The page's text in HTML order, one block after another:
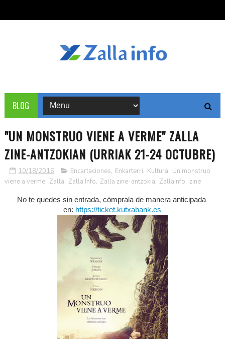
BLOG
"UN MONSTRUO VIENE A VERME" ZALLA
ZINE-ANTZOKIAN (URRIAK 21-24 OCTUBRE)
10/18/2016 Encartaciones, Enkarterri, Kultura, Un monstruo
viene a verme, Zalla, Zalla Info, Zalla zine-antzokia, Zallainfo, zine
No te quedes sin entrada, cómprala de manera anticipada
en: https://ticket.kutxabank.es